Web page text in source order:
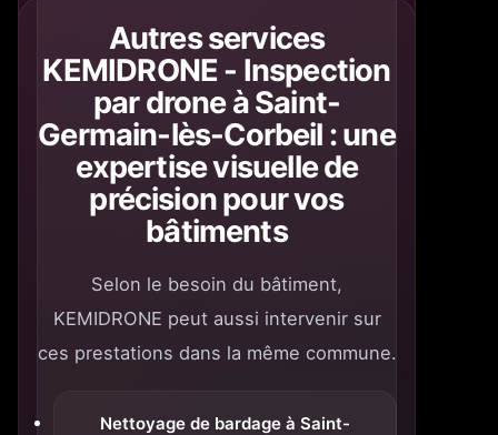
Autres services
KEMIDRONE - Inspection
par drone à Saint-
Germain-lès-Corbeil : une
expertise visuelle de
précision pour vos
bâtiments
Selon le besoin du bâtiment,
KEMIDRONE peut aussi intervenir sur
ces prestations dans la même commune.
Nettoyage de bardage à Saint-